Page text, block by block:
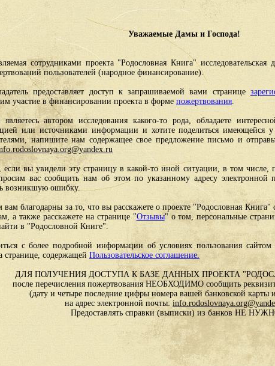
Уважаемые Дамы и Господа!
сотрудниками проекта "Родословная Книга" исследовательская
пользователей (народное финансирование).
предоставляет доступ к запрашиваемой вами странице
участие в финансировании проекта в форме пожертвования.
автором исследования какого-то рода, обладаете
или источниками информации и хотите поделиться имеющейся
напишите нам содержащее свое предложение письмо и
если вы увидели эту страницу в какой-то иной ситуации, в том числе,
вас сообщить нам об этом по указанному адресу
возникшую ошибку.
благодарны за то, что вы расскажете о проекте "Родословная Книга"
а также расскажете на странице "Отзывы" о том, персональные
в "Родословной Книге".
с более подробной информации об условиях пользования сайтом
странице, содержащей Пользовательское соглашение.
ДЛЯ ПОЛУЧЕНИЯ ДОСТУПА К БАЗЕ ДАННЫХ ПРОЕКТА
после перечисления пожертвования НЕОБХОДИМО сообщить
(дату и четыре последние цифры номера вашей банковской карты
на адрес электронной почты:
Предоставлять справки (выписки) из банков НЕ